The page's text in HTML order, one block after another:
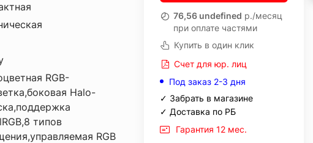
RGB-
Halo-
типов
RGB
76,56 undefined р./месяц
при оплате частями
Купить в один клик
Счет для юр. лиц
Под заказ 2-3 дня
✓ Забрать в магазине
✓ Доставка по РБ
Гарантия 12 мес.